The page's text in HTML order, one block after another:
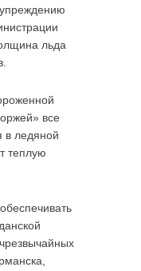
льда
все
в ледяной
теплую